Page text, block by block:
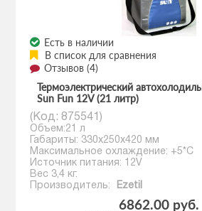
Есть в наличии
В список для сравнения
Отзывов (4)
Термоэлектрический
Sun Fun 12V (21 литр)
(Код: 875541 )
Объем:21 л
Габариты: 330x250x420 мм
Максимальное охлаждение: +5*С
Источник питания: 12V
Вес 3,4 кг.
Производитель:
Ezetil
6862.00 руб.